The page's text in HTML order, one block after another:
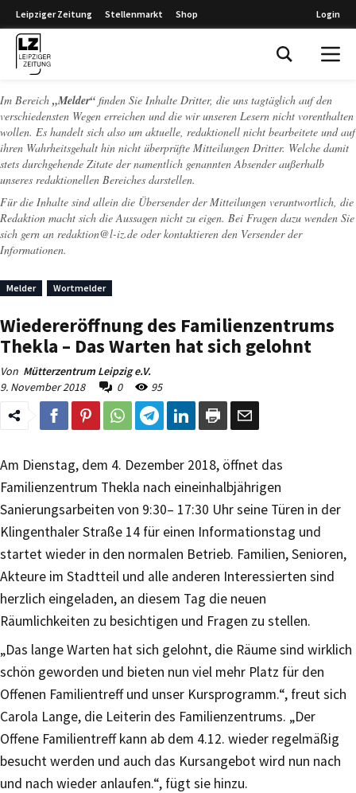
Leipziger Zeitung Stellenmarkt Shop Login
Im Bereich „Melder“ finden Sie Inhalte Dritter, die uns tagtäglich auf den
verschiedensten Wegen erreichen und die wir unseren Lesern nicht vorenthalten
wollen. Es handelt sich also um aktuelle, redaktionell nicht bearbeitete und auf
ihren Wahrheitsgehalt hin nicht überprüfte Mitteilungen Dritter. Welche damit
stets durchgehende Zitate der namentlich genannten Absender außerhalb
unseres redaktionellen Bereiches darstellen.
Für die Inhalte sind allein die Übersender der Mitteilungen verantwortlich, die
Redaktion macht sich die Aussagen nicht zu eigen. Bei Fragen dazu wenden Sie
sich gern an redaktion@l-iz.de oder kontaktieren den Versender der
Informationen.
Melder Wortmelder
Wiedereröffnung des Familienzentrums
Thekla – Das Warten hat sich gelohnt
Von Mütterzentrum Leipzig e.V.
9. November 2018
0 95
Am Dienstag, dem 4. Dezember 2018, öffnet das
Familienzentrum Thekla nach eineinhalbjährigen
Sanierungsarbeiten von 9:30– 17:30 Uhr seine Türen in der
Klingenthaler Straße 14 für einen Informationstag und
startet wieder in den normalen Betrieb. Familien, Senioren,
Akteure im Stadtteil und alle anderen Interessierten sind
herzlich eingeladen, an diesem Tag die neuen
Räumlichkeiten zu besichtigen und Fragen zu stellen.
„Das lange Warten hat sich gelohnt, die Räume sind wirklich
schön geworden und bieten nun viel mehr Platz für den
Offenen Familientreff und unser Kursprogramm.“, freut sich
Carola Lange, die Leiterin des Familienzentrums. „Der
Offene Familientreff kann ab dem 4.12. wieder regelmäßig
besucht werden und auch das Kursangebot wird nun nach
und nach wieder anlaufen.“, fügt sie hinzu.